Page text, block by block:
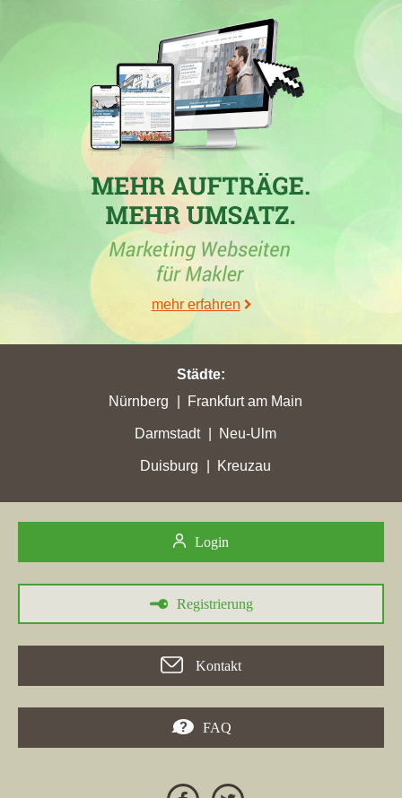
mehr erfahren
Städte:
Nürnberg
Frankfurt am Main
Darmstadt Neu-Ulm
Duisburg Kreuzau
Login
Registrierung
Kontakt
FAQ